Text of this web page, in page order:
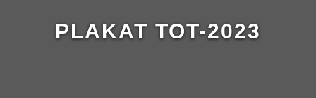
PLAKAT TOT-2023